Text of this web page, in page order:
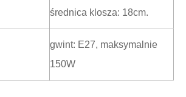
średnica klosza: 18cm.
gwint: E27, maksymalnie
150W